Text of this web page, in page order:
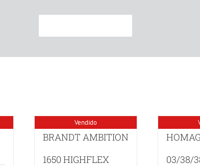
Vendido
BRANDT AMBITION
1650 HIGHFLEX
03/38/